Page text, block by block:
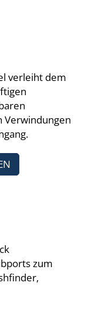
verleiht dem
zum